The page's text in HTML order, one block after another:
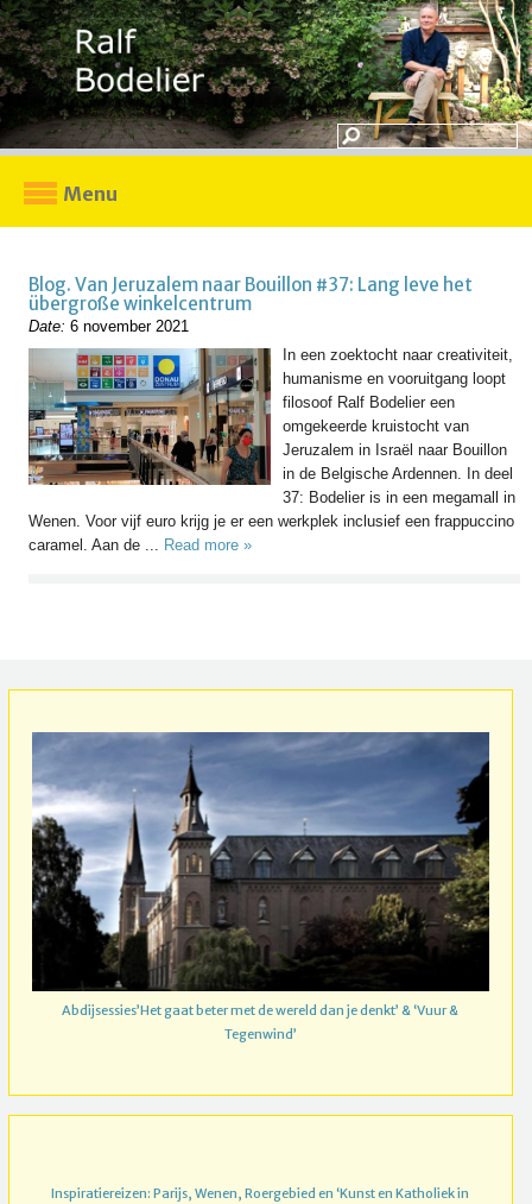
Menu
Blog. Van Jeruzalem naar Bouillon #37: Lang leve het
übergroße winkelcentrum
Date: 6 november 2021
In een zoektocht naar creativiteit,
humanisme en vooruitgang loopt
filosoof Ralf Bodelier een
omgekeerde kruistocht van
Jeruzalem in Israël naar Bouillon
in de Belgische Ardennen. In deel
37: Bodelier is in een megamall in
Wenen. Voor vijf euro krijg je er een werkplek inclusief een frappuccino
caramel. Aan de ... Read more »
Abdijsessies’Het gaat beter met de wereld dan je denkt’ & ‘Vuur &
Tegenwind’
Inspiratiereizen: Parijs, Wenen, Roergebied en ‘Kunst en Katholiek in